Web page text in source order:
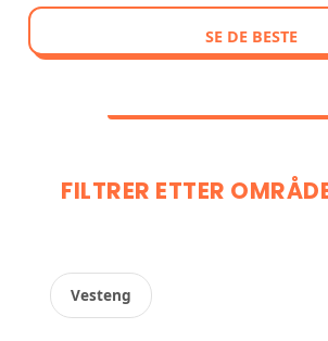
SE DE BESTE
FILTRER ETTER
Vesteng